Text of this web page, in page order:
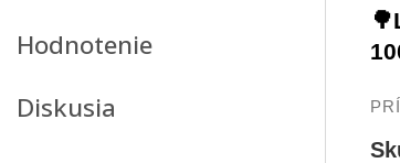
Hodnotenie
Diskusia